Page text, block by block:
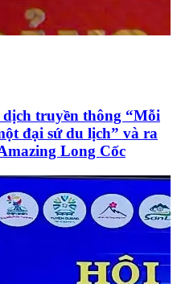
truyền thông “Mỗi
đại sứ du lịch” và ra
Long Cốc